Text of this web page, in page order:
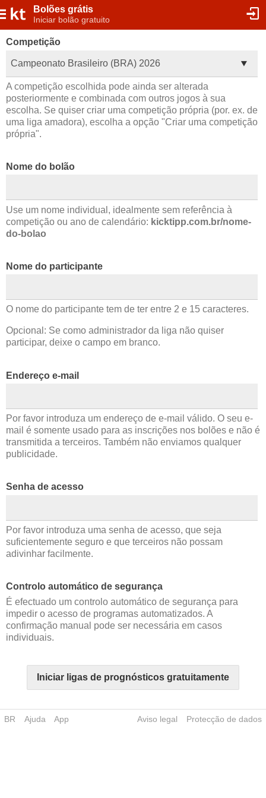
Bolões grátis
Iniciar bolão gratuito
Competição
Campeonato Brasileiro (BRA) 2026
A competição escolhida pode ainda ser alterada
posteriormente e combinada com outros jogos à sua
escolha. Se quiser criar uma competição própria (por. ex. de
uma liga amadora), escolha a opção "Criar uma competição
própria".
Nome do bolão
Use um nome individual, idealmente sem referência à
competição ou ano de calendário: kicktipp.com.br/nome-
do-bolao
Nome do participante
O nome do participante tem de ter entre 2 e 15 caracteres.
Opcional: Se como administrador da liga não quiser
participar, deixe o campo em branco.
Endereço e-mail
Por favor introduza um endereço de e-mail válido. O seu e-
mail é somente usado para as inscrições nos bolões e não é
transmitida a terceiros. Também não enviamos qualquer
publicidade.
Senha de acesso
Por favor introduza uma senha de acesso, que seja
suficientemente seguro e que terceiros não possam
adivinhar facilmente.
Controlo automático de segurança
É efectuado um controlo automático de segurança para
impedir o acesso de programas automatizados. A
confirmação manual pode ser necessária em casos
individuais.
Iniciar ligas de prognósticos gratuitamente
BR Ajuda App Aviso legal Protecção de dados